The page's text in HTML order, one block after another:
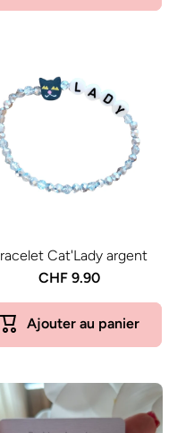
Cat'Lady argent
CHF 9.90
Ajouter au panier